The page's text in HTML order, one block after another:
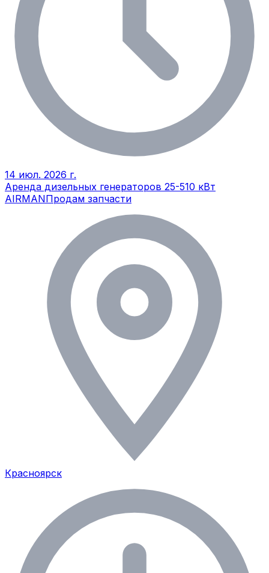
14 июл. 2026 г.
Аренда дизельных генераторов 25-510 кВт
AIRMANПродам запчасти
Красноярск